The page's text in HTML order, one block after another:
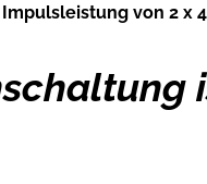
Impulsleistung von 2 x